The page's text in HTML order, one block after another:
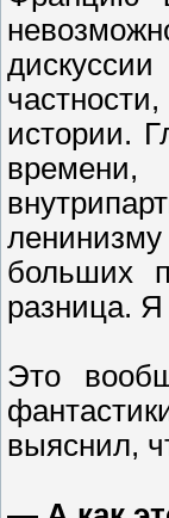
истории.
ленинизму
больших
разница. Я
Это
выяснил,